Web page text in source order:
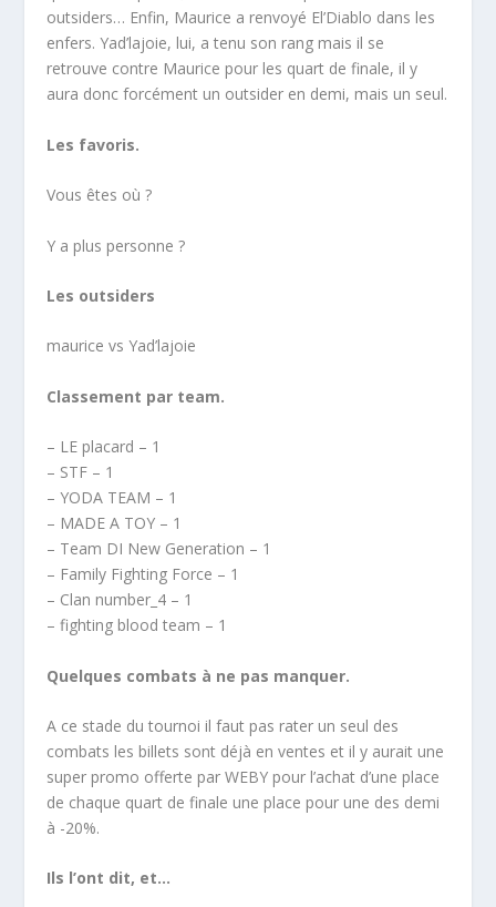
outsiders… Enfin, Maurice a renvoyé El’Diablo dans les
enfers. Yad’lajoie, lui, a tenu son rang mais il se
retrouve contre Maurice pour les quart de finale, il y
aura donc forcément un outsider en demi, mais un seul.
Les favoris.
Vous êtes où ?
Y a plus personne ?
Les outsiders
maurice vs Yad’lajoie
Classement par team.
– LE placard – 1
– STF – 1
– YODA TEAM – 1
– MADE A TOY – 1
– Team DI New Generation – 1
– Family Fighting Force – 1
– Clan number_4 – 1
– fighting blood team – 1
Quelques combats à ne pas manquer.
A ce stade du tournoi il faut pas rater un seul des
combats les billets sont déjà en ventes et il y aurait une
super promo offerte par WEBY pour l’achat d’une place
de chaque quart de finale une place pour une des demi
à -20%.
Ils l’ont dit, et…